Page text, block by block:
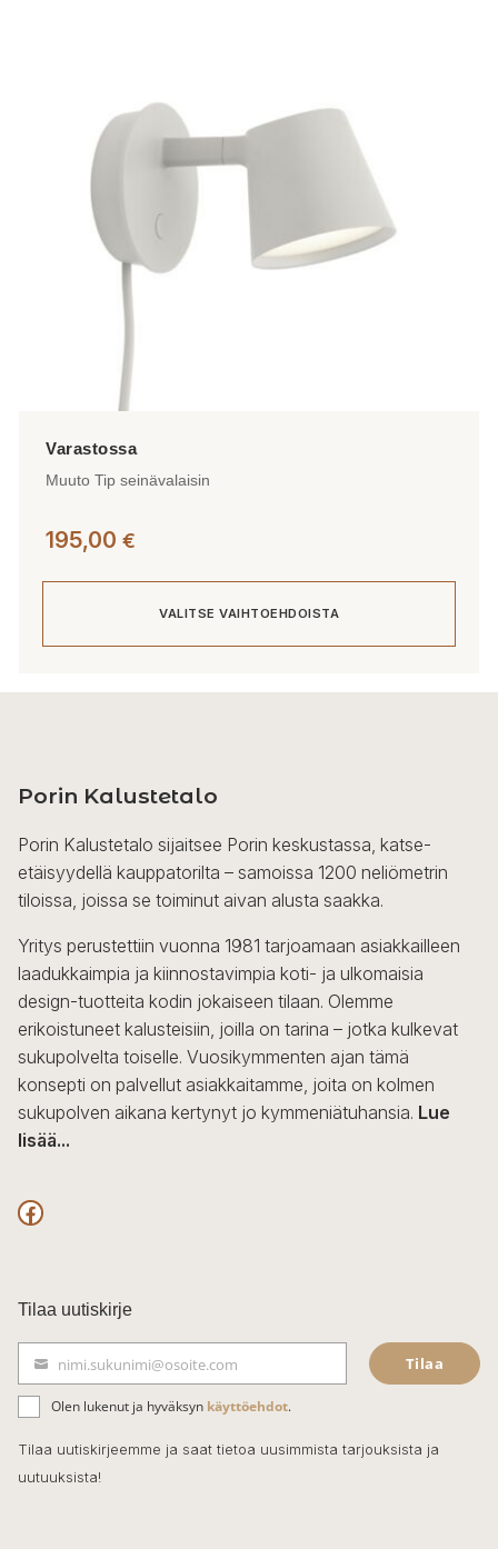
Muuto Tip seinävalaisin
195,00 €
VALITSE VAIHTOEHDOISTA
muunnelma.
tehdä
valinnat
tuotteen
sivulla.
Porin Kalustetalo
Porin Kalustetalo sijaitsee Porin keskustassa, katse-
etäisyydellä kauppatorilta – samoissa 1200 neliömetrin
tiloissa, joissa se toiminut aivan alusta saakka.
Yritys perustettiin vuonna 1981 tarjoamaan asiakkailleen
laadukkaimpia ja kiinnostavimpia koti- ja ulkomaisia
design-tuotteita kodin jokaiseen tilaan. Olemme
erikoistuneet kalusteisiin, joilla on tarina – jotka kulkevat
sukupolvelta toiselle. Vuosikymmenten ajan tämä
konsepti on palvellut asiakkaitamme, joita on kolmen
sukupolven aikana kertynyt jo kymmeniätuhansia. Lue
lisää...
F
c
e
b
o
o
k
Tilaa uutiskirje
ä
h
k
nimi.sukunimi@osoite.com Tilaa
Olen lukenut ja hyväksyn käyttöehdot.
Tilaa uutiskirjeemme ja saat tietoa uusimmista tarjouksista ja
uutuuksista!